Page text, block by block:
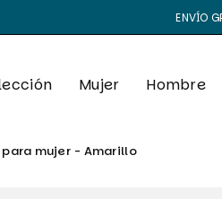
ENVÍO
Mujer Hombre
mujer - Amarillo